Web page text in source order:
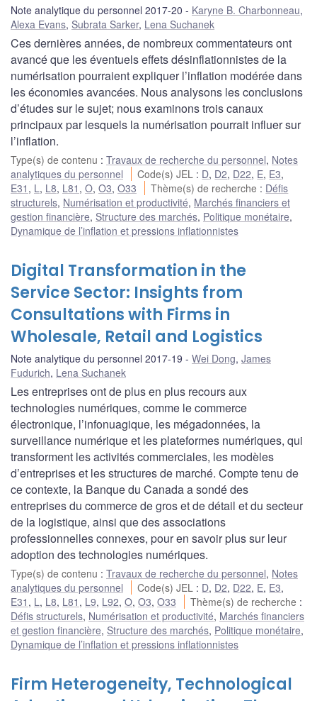
Note analytique du personnel 2017-20 Karyne B. Charbonneau,
Alexa Evans, Subrata Sarker, Lena Suchanek
Ces dernières années, de nombreux commentateurs ont
avancé que les éventuels effets désinflationnistes de la
numérisation pourraient expliquer l’inflation modérée dans
les économies avancées. Nous analysons les conclusions
d’études sur le sujet; nous examinons trois canaux
principaux par lesquels la numérisation pourrait influer sur
l’inflation.
Type(s) de contenu : Travaux de recherche du personnel, Notes
analytiques du personnel
Code(s) JEL : D, D2, D22, E, E3,
E31 , L , L8, L81 , O, O3, O33 Thème(s) de recherche : Défis
structurels, Numérisation et productivité, Marchés financiers et
gestion financière, Structure des marchés, Politique monétaire,
Dynamique de l’inflation et pressions inflationnistes
Digital Transformation in the
Service Sector: Insights from
Consultations with Firms in
Wholesale, Retail and Logistics
Note analytique du personnel 2017-19 Wei Dong, James
Fudurich, Lena Suchanek
Les entreprises ont de plus en plus recours aux
technologies numériques, comme le commerce
électronique, l’infonuagique, les mégadonnées, la
surveillance numérique et les plateformes numériques, qui
transforment les activités commerciales, les modèles
d’entreprises et les structures de marché. Compte tenu de
ce contexte, la Banque du Canada a sondé des
entreprises du commerce de gros et de détail et du secteur
de la logistique, ainsi que des associations
professionnelles connexes, pour en savoir plus sur leur
adoption des technologies numériques.
Type(s) de contenu : Travaux de recherche du personnel, Notes
analytiques du personnel
Code(s) JEL : D, D2, D22, E, E3,
E31 , L , L8, L81 , L9, L92, O, O3, O33 Thème(s) de recherche :
Défis structurels, Numérisation et productivité, Marchés financiers
et gestion financière, Structure des marchés, Politique monétaire,
Dynamique de l’inflation et pressions inflationnistes
Firm Heterogeneity, Technological